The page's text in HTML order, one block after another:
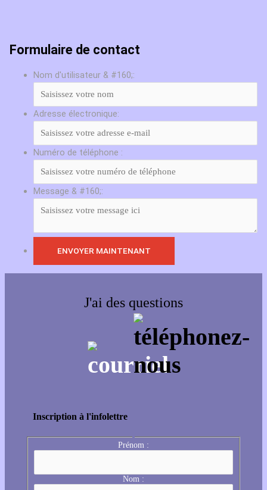
Formulaire de contact
Nom d'utilisateur & #160;:
Adresse électronique:
Numéro de téléphone :
Message & #160;:
J'ai des questions
Inscription à l'infolettre
Prénom :
Nom :